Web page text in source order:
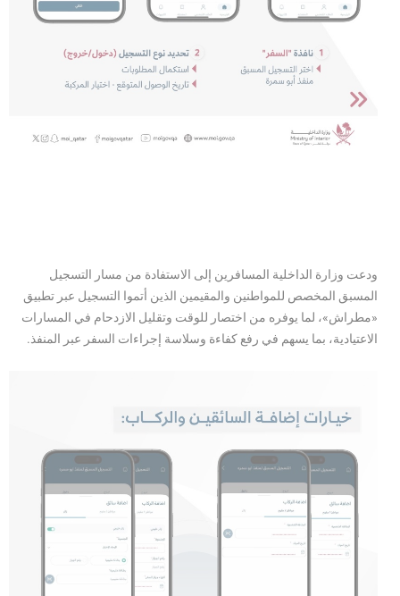
ودعت وزارة الداخلية المسافرين إلى الاستفادة من مسار التسجيل
المسبق المخصص للمواطنين والمقيمين الذين أتموا التسجيل عبر تطبيق
«مطراش»، لما يوفره من اختصار للوقت وتقليل الازدحام في المسارات
الاعتيادية، بما يسهم في رفع كفاءة وسلاسة إجراءات السفر عبر المنفذ.